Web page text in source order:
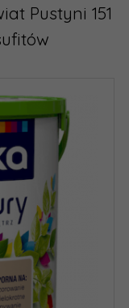
Pustyni 151